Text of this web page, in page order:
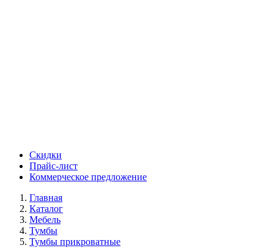
Скидки
Прайс-лист
Коммерческое предложение
Главная
Каталог
Мебель
Тумбы
Тумбы прикроватные